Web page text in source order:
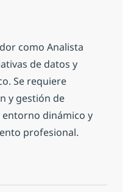
como Analista
de datos y
Se requiere
y gestión de
dinámico y
profesional.